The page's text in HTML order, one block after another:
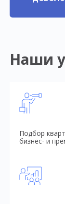
Наши
Подбор
бизнес- и